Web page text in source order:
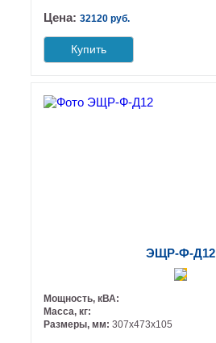
Цена: 32120 руб.
Купить
ЭЩР-Ф-Д12
Мощность, кВА:
Масса, кг:
Размеры, мм: 307х473х105